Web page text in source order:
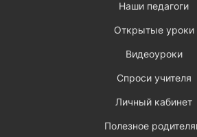
Наши педагоги
Открытые уроки
Видеоуроки
Спроси учителя
Личный кабинет
Полезное